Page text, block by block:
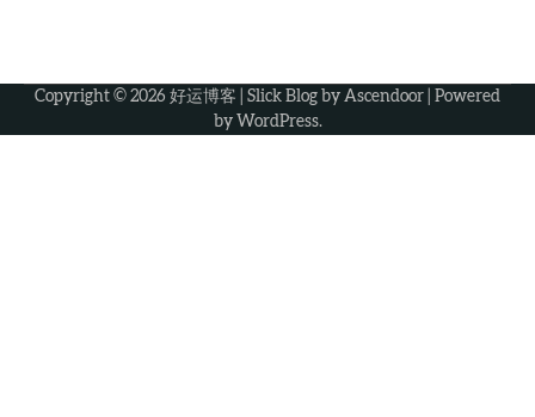
Copyright © 2026 好运博客 | Slick Blog by Ascendoor | Powered
by WordPress.